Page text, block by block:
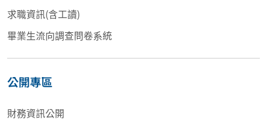
求職資訊(含工讀)
畢業生流向調查問卷系統
公開專區
財務資訊公開